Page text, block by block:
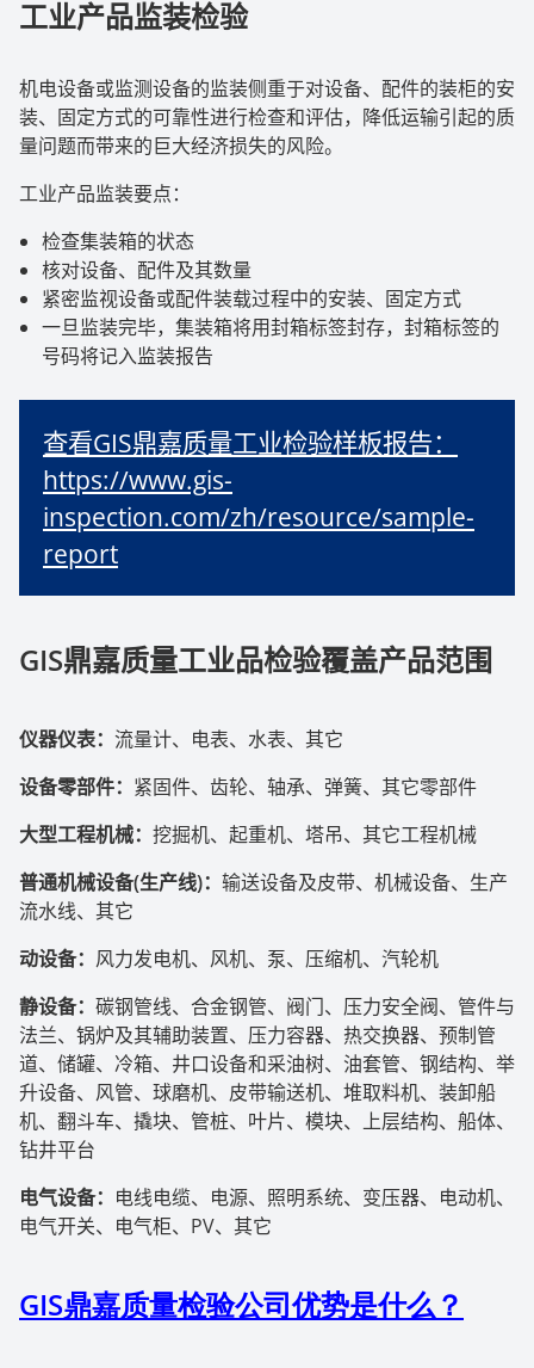
工业产品监装检验
机电设备或监测设备的监装侧重于对设备、配件的装柜的安
装、固定方式的可靠性进行检查和评估，降低运输引起的质
量问题而带来的巨大经济损失的风险。
工业产品监装要点：
检查集装箱的状态
核对设备、配件及其数量
紧密监视设备或配件装载过程中的安装、固定方式
一旦监装完毕，集装箱将用封箱标签封存，封箱标签的
号码将记入监装报告
查看GIS鼎嘉质量工业检验样板报告：
https://www.gis-
inspection.com/zh/resource/sample-
report
GIS鼎嘉质量工业品检验覆盖产品范围
仪器仪表： 流量计、电表、水表、其它
设备零部件： 紧固件、齿轮、轴承、弹簧、其它零部件
大型工程机械： 挖掘机、起重机、塔吊、其它工程机械
普通机械设备(生产线)： 输送设备及皮带、机械设备、生产
流水线、其它
动设备： 风力发电机、风机、泵、压缩机、汽轮机
静设备： 碳钢管线、合金钢管、阀门、压力安全阀、管件与
法兰、锅炉及其辅助装置、压力容器、热交换器、预制管
道、储罐、冷箱、井口设备和采油树、油套管、钢结构、举
升设备、风管、球磨机、皮带输送机、堆取料机、装卸船
机、翻斗车、撬块、管桩、叶片、模块、上层结构、船体、
钻井平台
电气设备： 电线电缆、电源、照明系统、变压器、电动机、
电气开关、电气柜、 PV、其它
GIS鼎嘉质量检验公司优势是什么？